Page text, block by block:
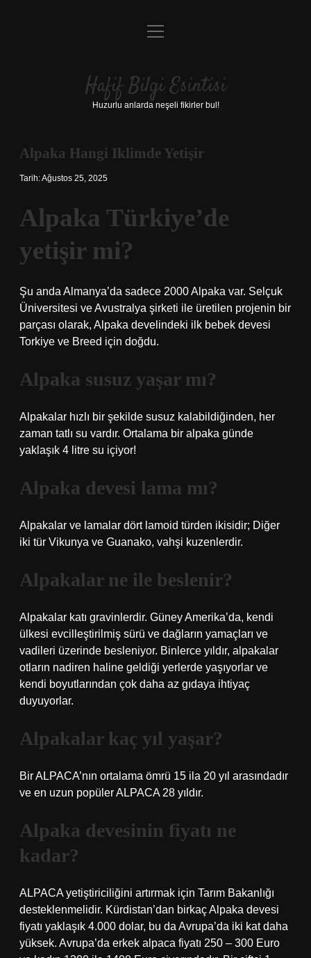
Anasayfa
Yasal Uyarı
menüyü
Hafif Bilgi Esintisi
Huzurlu anlarda neşeli fikirler bul!
Alpaka Hangi Iklimde Yetişir
Tarih: Ağustos 25, 2025
Alpaka Türkiye’de
yetişir mi?
Şu anda Almanya’da sadece 2000 Alpaka var. Selçuk
Üniversitesi ve Avustralya şirketi ile üretilen projenin bir
parçası olarak, Alpaka develindeki ilk bebek devesi
Torkiye ve Breed için doğdu.
Alpaka susuz yaşar mı?
Alpakalar hızlı bir şekilde susuz kalabildiğinden, her
zaman tatlı su vardır. Ortalama bir alpaka günde
yaklaşık 4 litre su içiyor!
Alpaka devesi lama mı?
Alpakalar ve lamalar dört lamoid türden ikisidir; Diğer
iki tür Vikunya ve Guanako, vahşi kuzenlerdir.
Alpakalar ne ile beslenir?
Alpakalar katı gravinlerdir. Güney Amerika’da, kendi
ülkesi evcilleştirilmiş sürü ve dağların yamaçları ve
vadileri üzerinde besleniyor. Binlerce yıldır, alpakalar
otların nadiren haline geldiği yerlerde yaşıyorlar ve
kendi boyutlarından çok daha az gıdaya ihtiyaç
duyuyorlar.
Alpakalar kaç yıl yaşar?
Bir ALPACA’nın ortalama ömrü 15 ila 20 yıl arasındadır
ve en uzun popüler ALPACA 28 yıldır.
Alpaka devesinin fiyatı ne
kadar?
ALPACA yetiştiriciliğini artırmak için Tarım Bakanlığı
desteklenmelidir. Kürdistan’dan birkaç Alpaka devesi
fiyatı yaklaşık 4.000 dolar, bu da Avrupa’da iki kat daha
yüksek. Avrupa’da erkek alpaca fiyatı 250 – 300 Euro